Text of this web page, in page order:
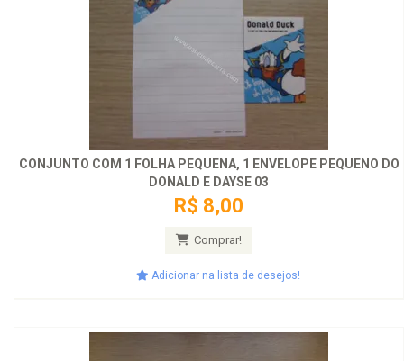
CONJUNTO COM 1 FOLHA PEQUENA, 1 ENVELOPE PEQUENO DO
DONALD E DAYSE 03
R$ 8,00
Comprar!
Adicionar na lista de desejos!